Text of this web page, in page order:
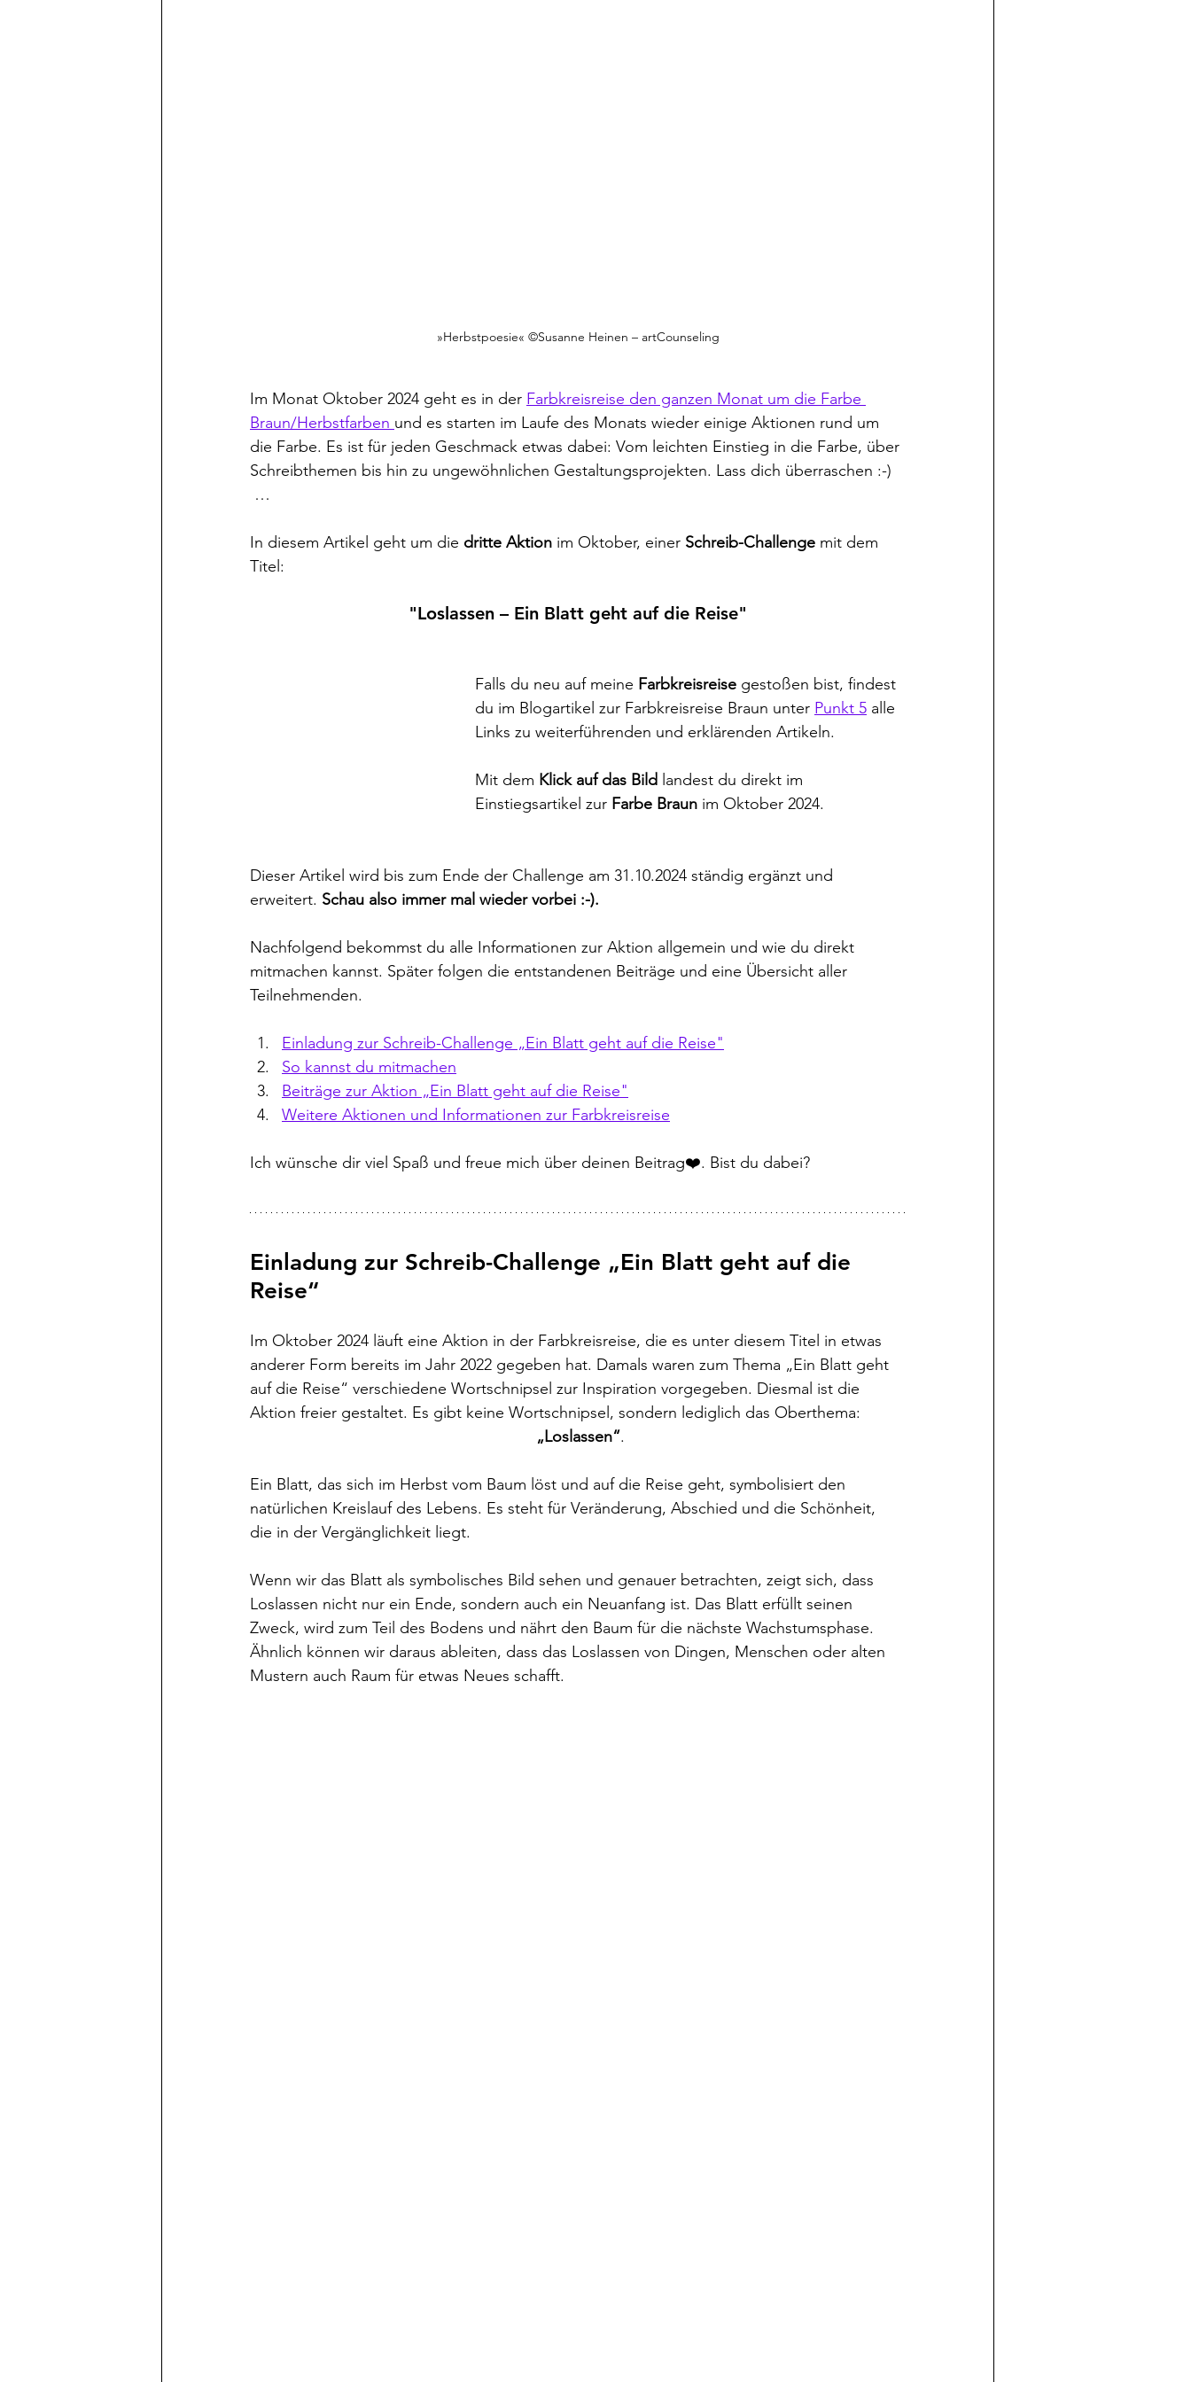
»Herbstpoesie« ©Susanne Heinen – artCounseling
Im Monat Oktober 2024 geht es in der Farbkreisreise den ganzen Monat um die Farbe
Braun/Herbstfarben und es starten im Laufe des Monats wieder einige Aktionen rund um
die Farbe. Es ist für jeden Geschmack etwas dabei: Vom leichten Einstieg in die Farbe, über
Schreibthemen bis hin zu ungewöhnlichen Gestaltungsprojekten. Lass dich überraschen :-)
…
In diesem Artikel geht um die dritte Aktion im Oktober, einer Schreib-Challenge mit dem
Titel:
"Loslassen – Ein Blatt geht auf die Reise"
Falls du neu auf meine Farbkreisreise gestoßen bist, findest
du im Blogartikel zur Farbkreisreise Braun unter Punkt 5 alle
Links zu weiterführenden und erklärenden Artikeln.
Mit dem Klick auf das Bild landest du direkt im
Einstiegsartikel zur Farbe Braun im Oktober 2024.
Dieser Artikel wird bis zum Ende der Challenge am 31.10.2024 ständig ergänzt und
erweitert. Schau also immer mal wieder vorbei :-).
Nachfolgend bekommst du alle Informationen zur Aktion allgemein und wie du direkt
mitmachen kannst. Später folgen die entstandenen Beiträge und eine Übersicht aller
Teilnehmenden.
Einladung zur Schreib-Challenge „Ein Blatt geht auf die Reise"
So kannst du mitmachen
Beiträge zur Aktion „Ein Blatt geht auf die Reise"
Weitere Aktionen und Informationen zur Farbkreisreise
Ich wünsche dir viel Spaß und freue mich über deinen Beitrag❤️. Bist du dabei?
Einladung zur Schreib-Challenge „Ein Blatt geht auf die
Reise“
Im Oktober 2024 läuft eine Aktion in der Farbkreisreise, die es unter diesem Titel in etwas
anderer Form bereits im Jahr 2022 gegeben hat. Damals waren zum Thema „Ein Blatt geht
auf die Reise“ verschiedene Wortschnipsel zur Inspiration vorgegeben. Diesmal ist die
Aktion freier gestaltet. Es gibt keine Wortschnipsel, sondern lediglich das Oberthema:
„Loslassen“.
Ein Blatt, das sich im Herbst vom Baum löst und auf die Reise geht, symbolisiert den
natürlichen Kreislauf des Lebens. Es steht für Veränderung, Abschied und die Schönheit,
die in der Vergänglichkeit liegt.
Wenn wir das Blatt als symbolisches Bild sehen und genauer betrachten, zeigt sich, dass
Loslassen nicht nur ein Ende, sondern auch ein Neuanfang ist. Das Blatt erfüllt seinen
Zweck, wird zum Teil des Bodens und nährt den Baum für die nächste Wachstumsphase.
Ähnlich können wir daraus ableiten, dass das Loslassen von Dingen, Menschen oder alten
Mustern auch Raum für etwas Neues schafft.